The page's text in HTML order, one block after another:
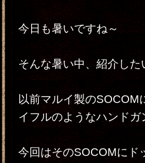
今日も暑いですね～
そんな暑い中、紹介し
以前マルイ製のSOCOM
イフルのようなハンド
今回はそのSOCOMにド